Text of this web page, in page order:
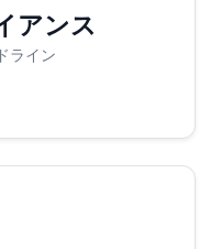
アンス
ライン